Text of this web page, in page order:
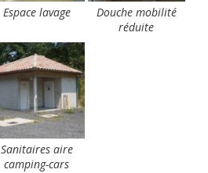
Espace lavage
Douche mobilité
réduite
Sanitaires aire
camping-cars